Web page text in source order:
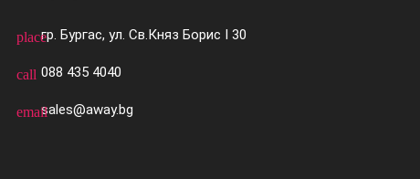
placeгр. Бургас, ул. Св.Княз Борис I 30
call 088 435 4040
emailsales@away.bg